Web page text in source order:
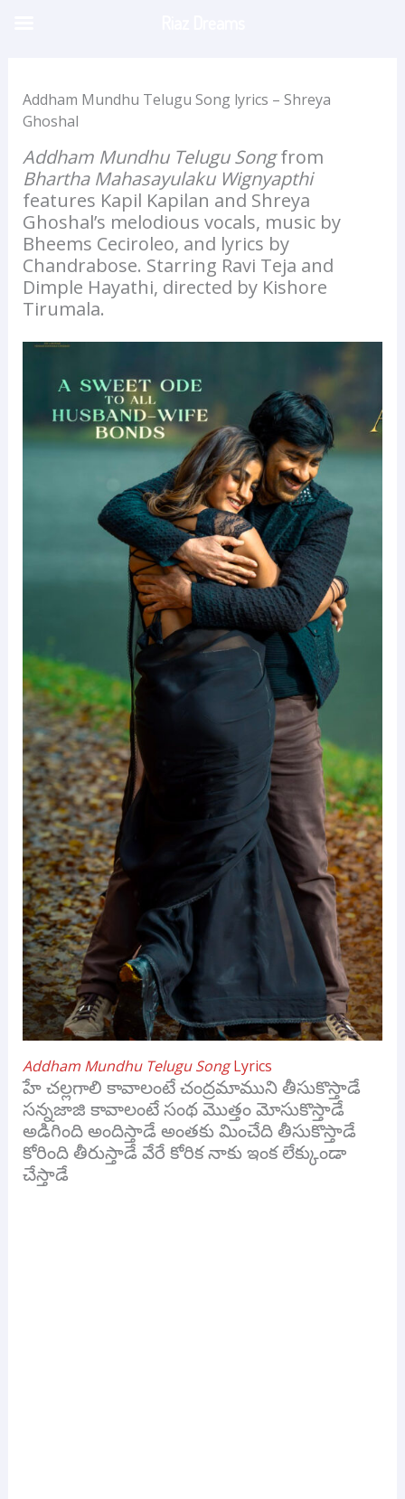
Addham Mundhu Telugu Song lyrics – Shreya
Ghoshal
Addham Mundhu Telugu Songfrom
Bhartha Mahasayulaku Wignyapthi
features Kapil Kapilan and Shreya
Ghoshal’s melodious vocals, music by
Bheems Ceciroleo, and lyrics by
Chandrabose. Starring Ravi Teja and
Dimple Hayathi, directed by Kishore
Tirumala.
Addham Mundhu Telugu SongLyrics
హే చల్లగాలి కావాలంటే చంద్రమాముని తీసుకొస్తాడే
సన్నజాజి కావాలంటే సంథ మొత్తం మోసుకొస్తాడే
అడిగింది అందిస్తాడే అంతకు మించేది తీసుకొస్తాడే
కోరింది తీరుస్తాడే వేరే కోరిక నాకు ఇంక లేక్కుండా
చేస్తాడే